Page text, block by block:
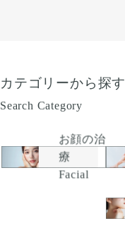
カテゴリーから探す
Search Category
お顔の治
療
Facial